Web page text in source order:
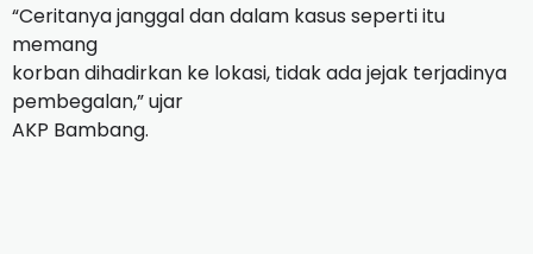
“Ceritanya janggal dan dalam kasus seperti itu
memang
korban dihadirkan ke lokasi, tidak ada jejak terjadinya
pembegalan,” ujar
AKP Bambang.